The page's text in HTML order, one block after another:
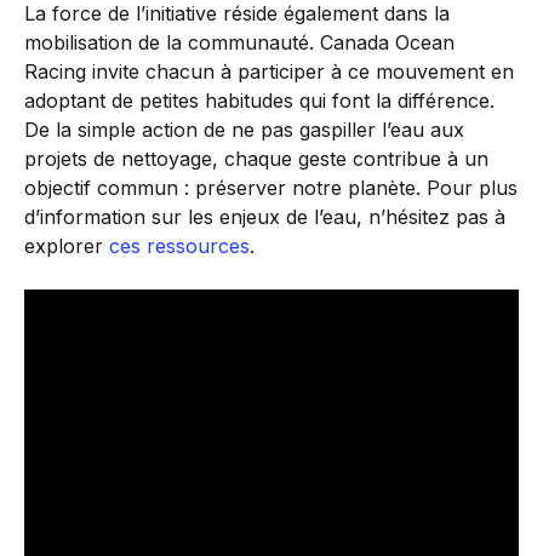
La force de l’initiative réside également dans la
mobilisation de la communauté. Canada Ocean
Racing invite chacun à participer à ce mouvement en
adoptant de petites habitudes qui font la différence.
De la simple action de ne pas gaspiller l’eau aux
projets de nettoyage, chaque geste contribue à un
objectif commun : préserver notre planète. Pour plus
d’information sur les enjeux de l’eau, n’hésitez pas à
explorer ces ressources.